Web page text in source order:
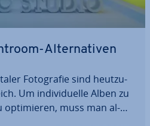
Al­ter­na­ti­ven
Fo­to­gra­fie sind heut­zu­
Um in­di­vi­du­el­le Alben zu
op­ti­mie­ren, muss man al­